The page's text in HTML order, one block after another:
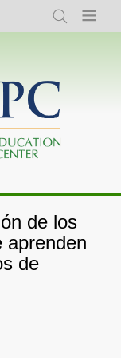
Search Menu
de los
aprenden
de